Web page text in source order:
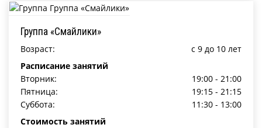
Группа «Смайлики»
Возраст:
c 9 до 10 лет
Расписание занятий
Вторник:
19:00 - 21:00
Пятница:
19:15 - 21:15
Суббота:
11:30 - 13:00
Стоимость занятий